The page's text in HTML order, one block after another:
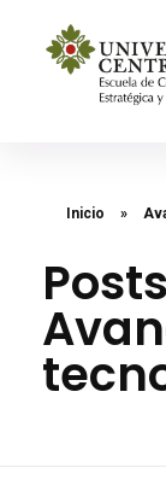
Inicio »